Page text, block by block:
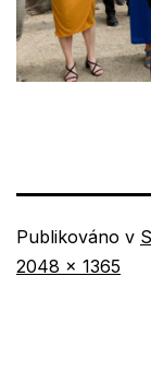
Publikováno v
Původní
2048 × 1365